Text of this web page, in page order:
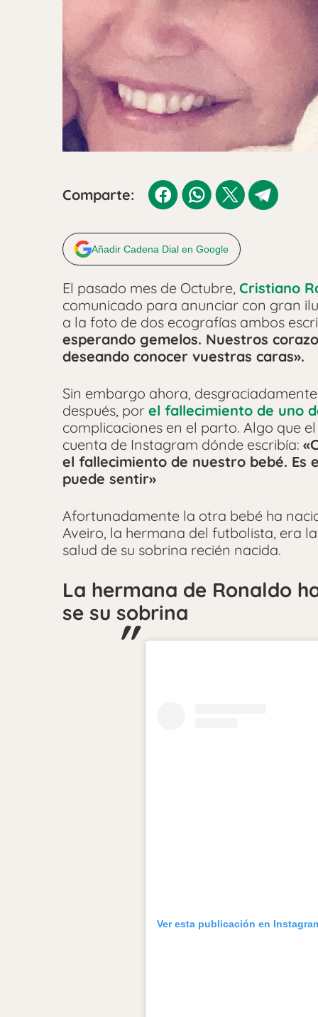
Comparte:
Añadir Cadena Dial en Google
El pasado mes de Octubre, Cristiano
comunicado para anunciar con gran
a la foto de dos ecografías ambos
esperando gemelos. Nuestros
deseando conocer vuestras caras».
Sin embargo ahora,
después, por el fallecimiento de uno
complicaciones en el parto. Algo que
cuenta de Instagram dónde escribía:
el fallecimiento de nuestro bebé. Es
puede sentir»
Afortunadamente la otra bebé ha
Aveiro, la hermana del futbolista, era
salud de su sobrina recién nacida.
La hermana de Ronaldo
se su sobrina
Ver esta publicación en